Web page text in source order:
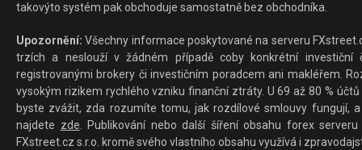
takovýto systém pak obchoduje samostatně bez obchodníka.
Upozornění: Všechny informace poskytované na serveru
trzích a neslouží v žádném případě coby konkrétní investiční
registrovanými brokery či investičním poradcem ani makléřem.
vysokým rizikem rychlého vzniku finanční ztráty. U 69 až 80 %
byste zvážit, zda rozumíte tomu, jak rozdílové smlouvy fungují,
najdete zde. Publikování nebo další šíření obsahu forex
FXstreet.cz s.r.o. kromě svého vlastního obsahu využívá i